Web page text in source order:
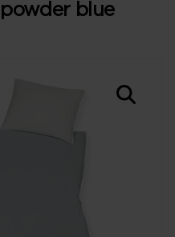
blue